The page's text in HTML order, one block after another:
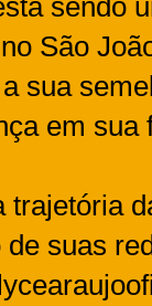
São
sua
em sua
trajetória
suas